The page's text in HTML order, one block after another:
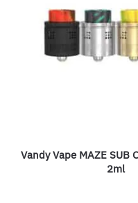
Vandy Vape MAZE SUB
2ml